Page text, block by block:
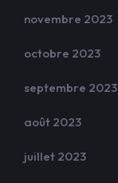
novembre 2023
octobre 2023
septembre 2023
août 2023
juillet 2023